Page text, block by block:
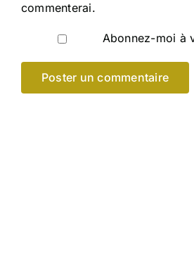
commenterai.
Abonnez-moi à